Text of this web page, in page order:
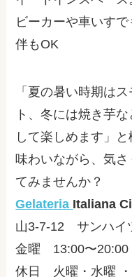
ビーカーや車いす
伴もOK
「夏の暑い時期は
ト、冬には焼き芋
して楽しめます」
味わいながら、気
てみませんか？
Gelateria Italiana
山3-7-12 サンハイ
金曜 13:00〜
休日 火曜・水曜 ・